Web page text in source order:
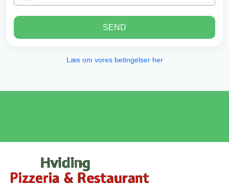
SEND
Læs om vores betingelser her